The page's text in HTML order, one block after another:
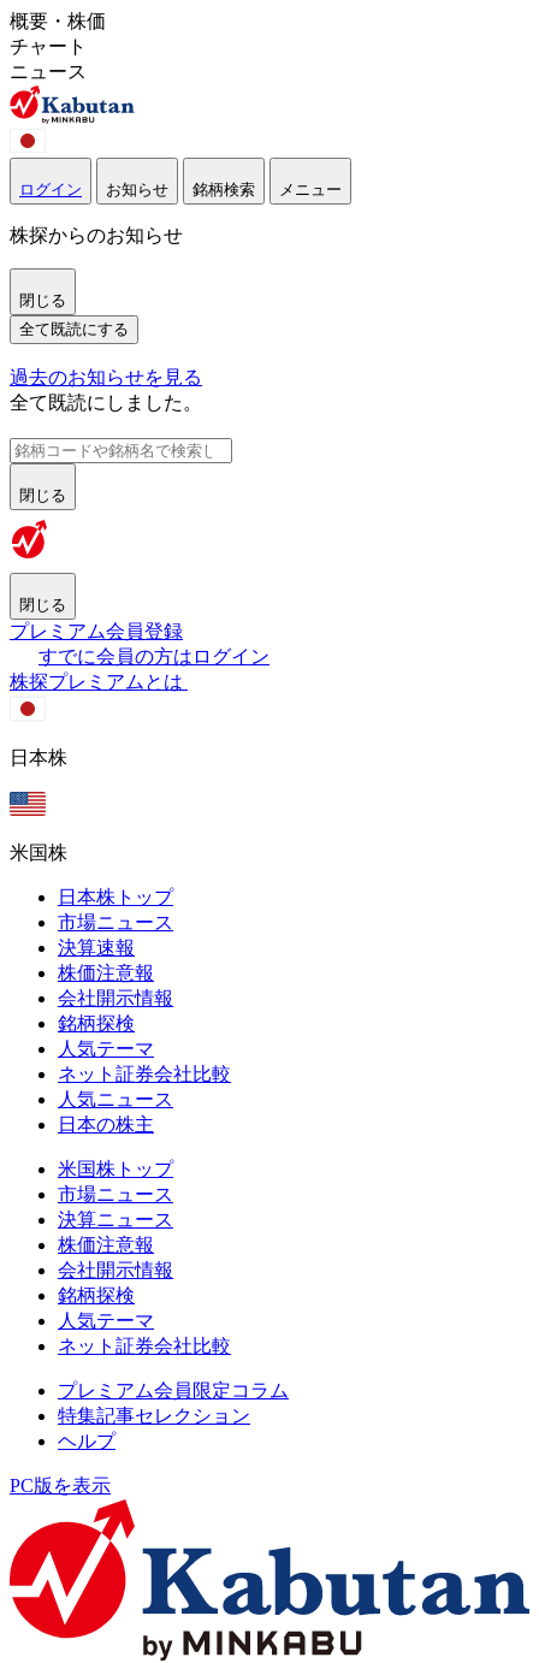
概要・株価
チャート
ニュース
ログイン お知らせ 銘柄検索 メニュー
株探からのお知らせ
閉じる
全て既読にする
過去のお知らせを見る
全て既読にしました。
閉じる
閉じる
プレミアム会員登録
すでに会員の方はログイン
株探プレミアムとは
日本株
米国株
日本株トップ
市場ニュース
決算速報
株価注意報
会社開示情報
銘柄探検
人気テーマ
ネット証券会社比較
人気ニュース
日本の株主
米国株トップ
市場ニュース
決算ニュース
株価注意報
会社開示情報
銘柄探検
人気テーマ
ネット証券会社比較
プレミアム会員限定コラム
特集記事セレクション
ヘルプ
PC版を表示